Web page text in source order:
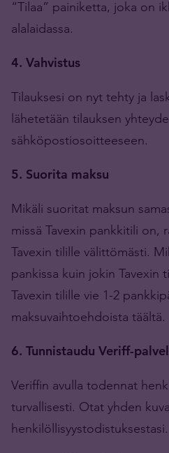
“Tilaa” painiketta, joka on
alalaidassa.
4. Vahvistus
Tilauksesi on nyt tehty ja
lähetetään tilauksen
sähköpostiosoitteeseen.
5. Suorita maksu
Mikäli suoritat maksun
missä Tavexin pankkitili on,
Tavexin tilille välittömästi.
pankissa kuin jokin Tavexin
Tavexin tilille vie 1-2
maksuvaihtoehdoista täältä.
6. Tunnistaudu Veriff-
Veriffin avulla todennat
turvallisesti. Otat yhden
henkilöllisyystodistuksestasi.